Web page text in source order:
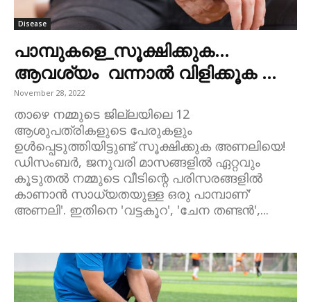
Disease
പാമ്പുകളെ_സൂക്ഷിക്കുക…
ആവശ്യം വന്നാൽ വിളിക്കൂക …
November 28, 2022
താഴെ നമ്മുടെ ജില്ലയിലെ 12
ആശുപത്രികളുടെ പേരുകളും
ഉൾപ്പെടുത്തിയിട്ടുണ്ട് സൂക്ഷിക്കുക അണലിയെ!
ഡിസംബർ, ജനുവരി മാസങ്ങളിൽ ഏറ്റവും
കൂടുതൽ നമ്മുടെ വീടിന്റെ പരിസരങ്ങളിൽ
കാണാൻ സാധ്യതയുള്ള ഒരു പാമ്പാണ്'
അണലി'. ഇതിനെ 'വട്ടകൂറ', 'ചേന തണ്ടൻ',...